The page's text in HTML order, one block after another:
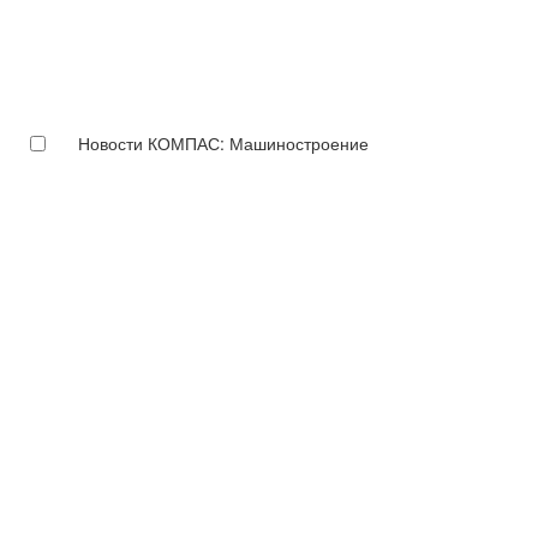
Новости КОМПАС: Машиностроение